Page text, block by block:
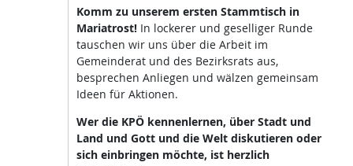
Komm zu unserem ersten Stammtisch in
Mariatrost! In lockerer und geselliger Runde
tauschen wir uns über die Arbeit im
Gemeinderat und des Bezirksrats aus,
besprechen Anliegen und wälzen gemeinsam
Ideen für Aktionen.
Wer die KPÖ kennenlernen, über Stadt und
Land und Gott und die Welt diskutieren oder
sich einbringen möchte, ist herzlich